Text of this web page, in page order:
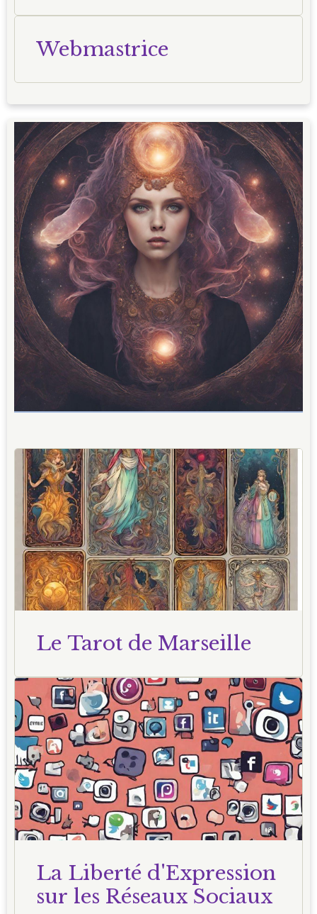
Webmastrice
Le Tarot de Marseille
La Liberté d'Expression
sur les Réseaux Sociaux